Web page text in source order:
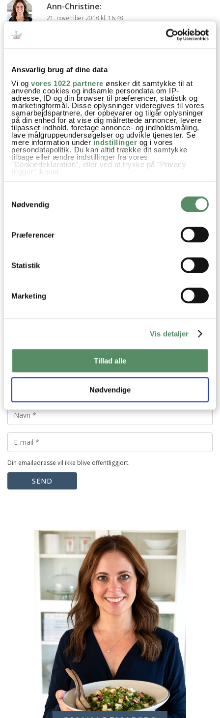
Ansvarlig brug af dine data
Vi og vores 1022 partnere ønsker dit samtykke til at
anvende cookies og indsamle persondata om IP-
adresse, ID og din browser til præferencer, statistik og
marketingformål. Disse oplysninger videregives til vores
samarbejdspartnere, der opbevarer og tilgår oplysninger
på din enhed for at vise dig målrettede annoncer, levere
tilpasset indhold, foretage annonce- og indholdsmåling,
lave målgruppeundersøgelser og udvikle tjenester. Se
mere information underindstillinger og i vores
persondatapolitik. Du kan altid trække dit samtykke
tilbage eller ændre indstillinger fra vores
"Cookiedeklaration", eller ved at trykke på "Privacy
trigger" ikonet.
Indsamle præcise oplysninger om din placering,
der kan være nøjagtig inden for få meter
Identificere din enhed baseret på en scanning af
Nødvendig
Præferencer
Statistik
Marketing
Vis detaljer
Tillad alle
Nødvendige
Ann-Christine:
21. november 2018 kl. 16:48
Jeg har hørt så meget godt om den serie, og
vidste ikke at den var baseret på en bog – men
Mange tak for det fine tip!
besvar
Camilla:
1. oktober 2018 kl. 11:14
Åh! Jeg elsker den triologi. Jeg elsker også genren, selvom
den vist mest går under Y/A litteratur. Jeg kan anbefale Six
of Crows, af Leigh Bardugo. Den er fremragende!
Ann-Christine
Mange tak for anbefalingen – den vil jeg bestemt
Din emailadresse vil ikke blive offentliggjort.
SEND